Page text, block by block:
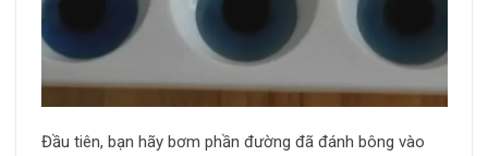
Đầu tiên, bạn hãy bơm phần đường đã đánh bông vào